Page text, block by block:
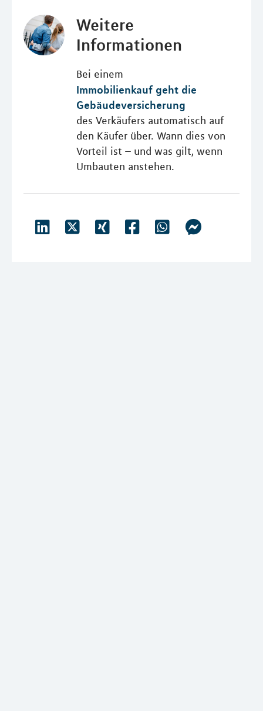
Weitere
Informationen
Bei einem
Immobilienkauf geht die
Gebäudeversicherung
des Verkäufers automatisch auf
den Käufer über. Wann dies von
Vorteil ist – und was gilt, wenn
Umbauten anstehen.